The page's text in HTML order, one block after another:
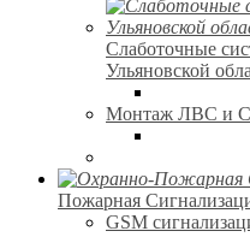
Слаботочные
Ульяновской
Монтаж ЛВС и
Пожарная
GSM